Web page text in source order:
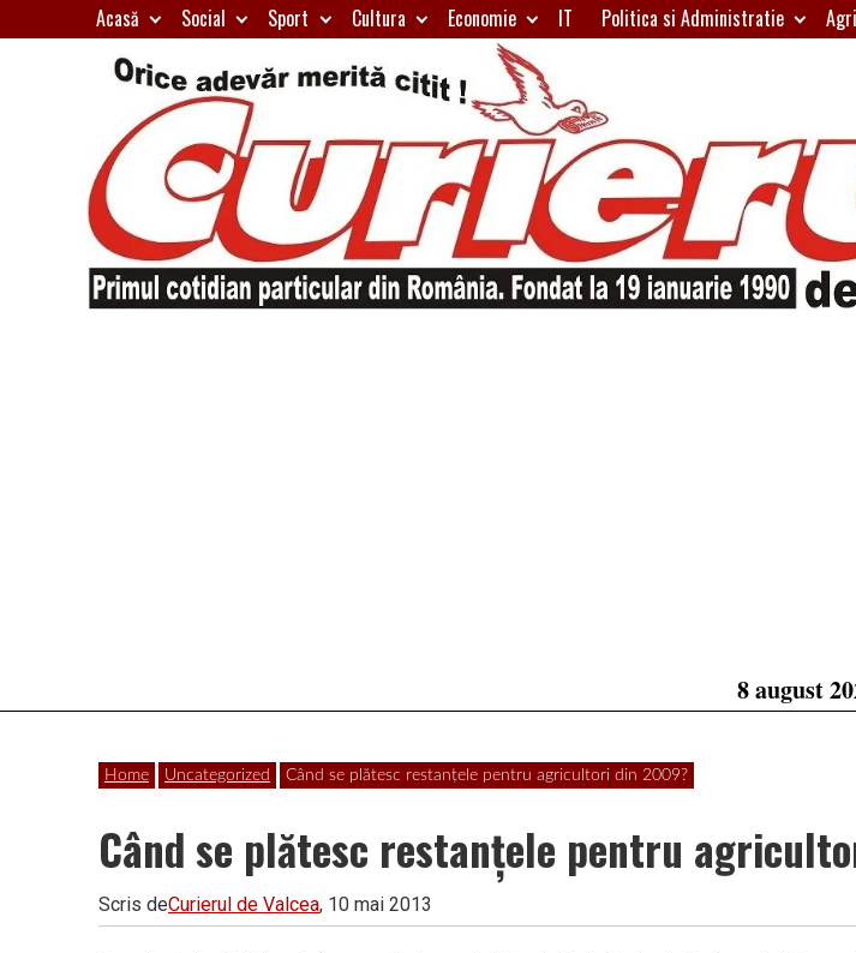
to
Acasă Social Sport Cultura Economie IT Politica si Administratie
8 august
Home Uncategorized Când se plătesc restanţele pentru agricultori din 2009?
Când se plătesc restanţele pentru
Scris deCurierul de Valcea, 10 mai 2013